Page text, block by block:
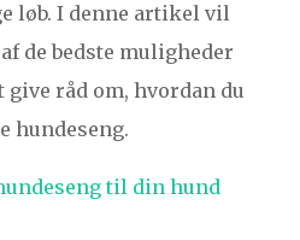
løb. I denne artikel vil
de bedste muligheder
råd om, hvordan du
hundeseng.
til din hund